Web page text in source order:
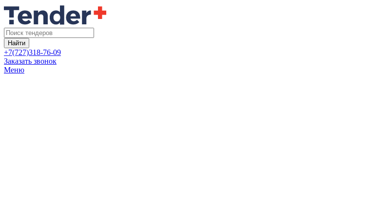
Найти
+7(727)318-76-09
Заказать звонок
Меню